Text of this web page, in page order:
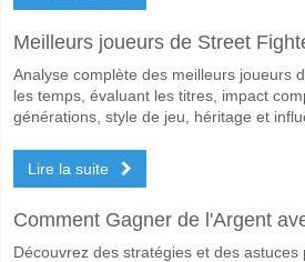
Meilleurs joueurs de Street
Analyse complète des meilleurs joueurs
les temps, évaluant les titres, impact
générations, style de jeu, héritage et
Lire la suite
Comment Gagner de l'Argent
Découvrez des stratégies et des